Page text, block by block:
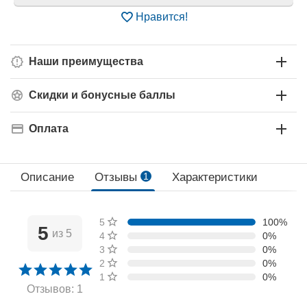
Нравится!
Наши преимущества
Скидки и бонусные баллы
Оплата
Описание Отзывы 1 Характеристики
5 из 5
Отзывов: 1
5 звёзд
100%
4 звезды
0%
3 звезды
0%
2 звезды
0%
1 звезда
0%